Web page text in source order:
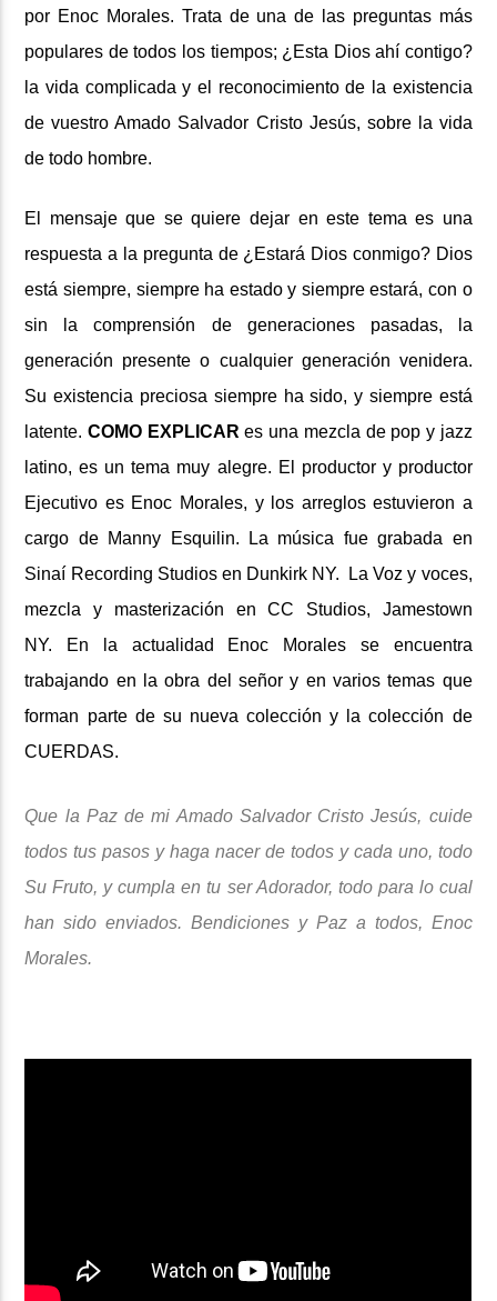
por Enoc Morales. Trata de una de las preguntas más
populares de todos los tiempos; ¿Esta Dios ahí contigo?
la vida complicada y el reconocimiento de la existencia
de vuestro Amado Salvador Cristo Jesús, sobre la vida
de todo hombre.
El mensaje que se quiere dejar en este tema es una
respuesta a la pregunta de ¿Estará Dios conmigo? Dios
está siempre, siempre ha estado y siempre estará, con o
sin la comprensión de generaciones pasadas, la
generación presente o cualquier generación venidera.
Su existencia preciosa siempre ha sido, y siempre está
latente.COMO EXPLICAR es una mezcla de pop y jazz
latino, es un tema muy alegre. El productor y productor
Ejecutivo es Enoc Morales, y los arreglos estuvieron a
cargo de Manny Esquilin.
La música fue grabada en
Sinaí Recording Studios en Dunkirk NY.
La Voz y voces,
mezcla y masterización en CC Studios, Jamestown
NY.
En la actualidad Enoc Morales se encuentra
trabajando en la obra del señor y en varios temas que
forman parte de su nueva colección y la colección de
CUERDAS.
Que la Paz de mi Amado Salvador Cristo Jesús, cuide
todos tus pasos y haga nacer de todos y cada uno, todo
Su Fruto, y cumpla en tu ser Adorador, todo para lo cual
han sido enviados.Bendiciones y Paz a todos, Enoc
Morales.